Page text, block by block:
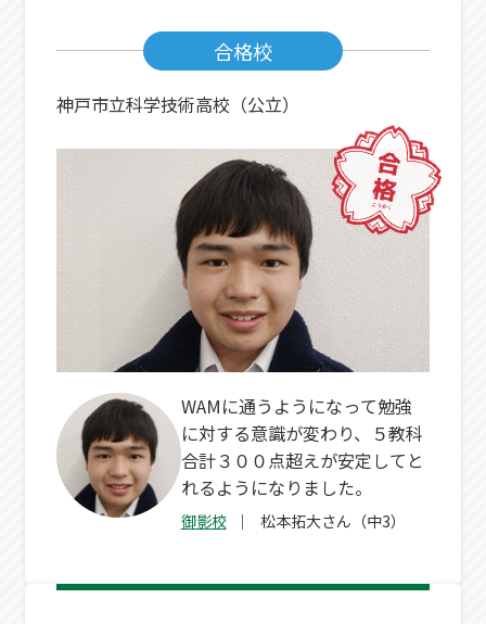
合格校
神戸市立科学技術高校（公立）
WAMに通うようになって勉強
に対する意識が変わり、５教科
合計３００点超えが安定してと
れるようになりました。
御影校 松本拓大さん（中3）